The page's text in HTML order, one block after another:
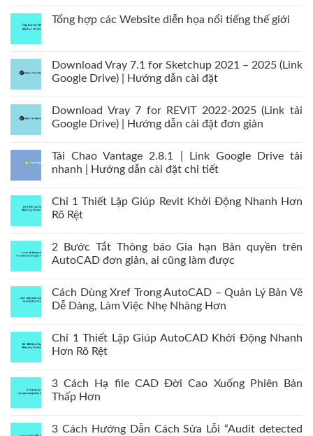
Tổng hợp các Website diễn họa nổi tiếng thế giới
Download Vray 7.1 for Sketchup 2021 – 2025 (Link
Google Drive) | Hướng dẫn cài đặt
Download Vray 7 for REVIT 2022-2025 (Link tải
Google Drive) | Hướng dẫn cài đặt đơn giản
Tải Chao Vantage 2.8.1 | Link Google Drive tải
nhanh | Hướng dẫn cài đặt chi tiết
Chỉ 1 Thiết Lập Giúp Revit Khởi Động Nhanh Hơn
Rõ Rệt
2 Bước Tắt Thông báo Gia hạn Bản quyền trên
AutoCAD đơn giản, ai cũng làm được
Cách Dùng Xref Trong AutoCAD – Quản Lý Bản Vẽ
Dễ Dàng, Làm Việc Nhẹ Nhàng Hơn
Chỉ 1 Thiết Lập Giúp AutoCAD Khởi Động Nhanh
Hơn Rõ Rệt
3 Cách Hạ file CAD Đời Cao Xuống Phiên Bản
Thấp Hơn
3 Cách Hướng Dẫn Cách Sửa Lỗi “Audit detected